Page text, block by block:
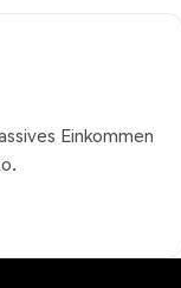
Einkommen